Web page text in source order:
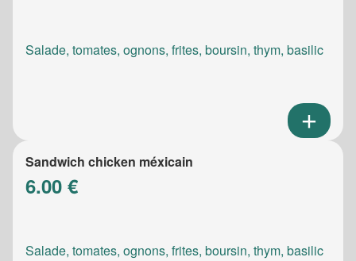
Salade, tomates, ognons, frites, boursin, thym, basilic
Sandwich chicken méxicain
6.00 €
Salade, tomates, ognons, frites, boursin, thym, basilic